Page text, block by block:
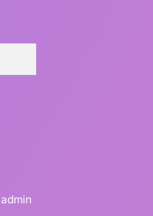
admin